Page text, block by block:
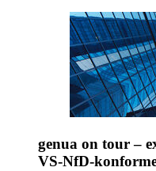
genua on tour –
VS-NfD-